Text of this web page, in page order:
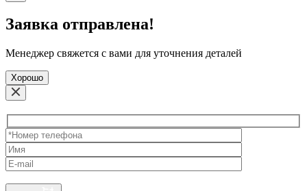
Заявка отправлена!
Менеджер свяжется с вами для уточнения деталей
Хорошо